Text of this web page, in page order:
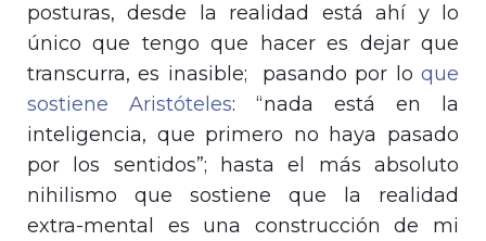
posturas, desde la realidad está ahí y lo
único que tengo que hacer es dejar que
transcurra, es inasible; pasando por lo que
sostiene Aristóteles: “nada está en la
inteligencia, que primero no haya pasado
por los sentidos”; hasta el más absoluto
nihilismo que sostiene que la realidad
extra-mental es una construcción de mi